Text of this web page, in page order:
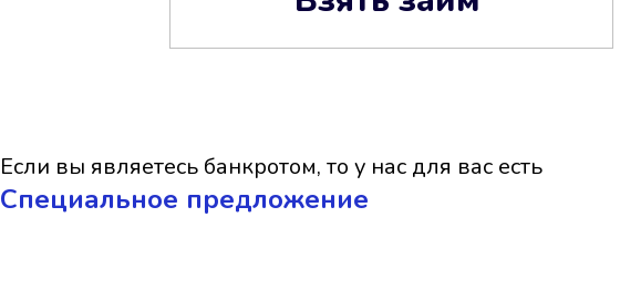
Если вы являетесь банкротом, то у нас для вас есть
Cпециальное предложение